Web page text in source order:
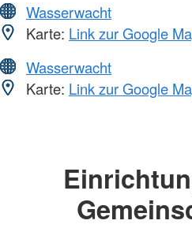
Wasserwacht
Karte: Link zur Google
Wasserwacht
Karte: Link zur Google